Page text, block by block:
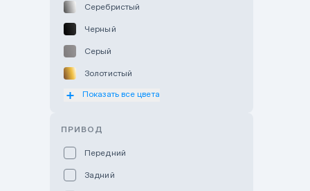
Серебристый
Черный
Серый
Золотистый
Оранжевый
Показать все цвета
ПРИВОД
Передний
Задний